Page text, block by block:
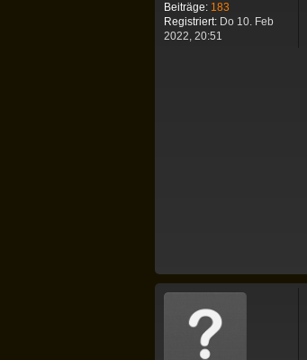
Beiträge: 183
Registriert: Do 10. Feb
2022, 20:51